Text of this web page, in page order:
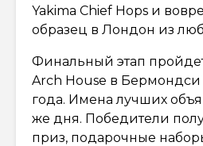
Yakima Chief Hops и
образец в Лондон из
Финальный этап
Arch House в Бермондси
года. Имена лучших
же дня. Победители
приз, подарочные